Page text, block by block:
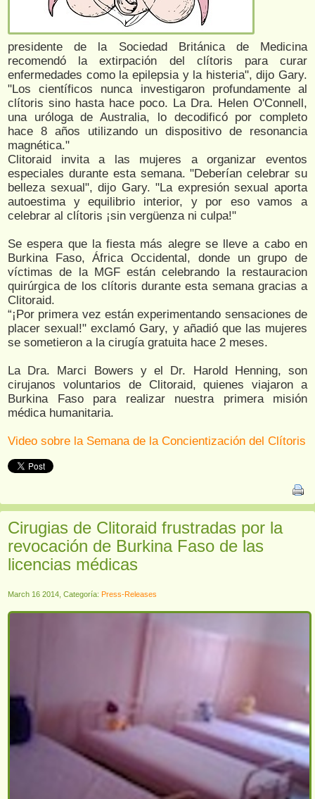
presidente de la Sociedad Británica de Medicina
recomendó la extirpación del clítoris para curar
enfermedades como la epilepsia y la histeria", dijo Gary.
"Los científicos nunca investigaron profundamente al
clítoris sino hasta hace poco. La Dra. Helen O'Connell,
una uróloga de Australia, lo decodificó por completo
hace 8 años utilizando un dispositivo de resonancia
magnética."
Clitoraid invita a las mujeres a organizar eventos
especiales durante esta semana. "Deberían celebrar su
belleza sexual", dijo Gary. "La expresión sexual aporta
autoestima y equilibrio interior, y por eso vamos a
celebrar al clítoris ¡sin vergüenza ni culpa!"
Se espera que la fiesta más alegre se lleve a cabo en
Burkina Faso, África Occidental, donde un grupo de
víctimas de la MGF están celebrando la restauracion
quirúrgica de los clítoris durante esta semana gracias a
Clitoraid.
“¡Por primera vez están experimentando sensaciones de
placer sexual!" exclamó Gary, y añadió que las mujeres
se sometieron a la cirugía gratuita hace 2 meses.
La Dra. Marci Bowers y el Dr. Harold Henning, son
cirujanos voluntarios de Clitoraid, quienes viajaron a
Burkina Faso para realizar nuestra primera misión
médica humanitaria.
Video sobre la Semana de la Concientización del Clítoris
Cirugias de Clitoraid frustradas por la
revocación de Burkina Faso de las
licencias médicas
March 16 2014, Categoría: Press-Releases